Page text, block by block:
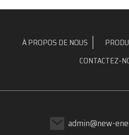
À PROPOS DE NOUS
CONTACTEZ-
admin@new-